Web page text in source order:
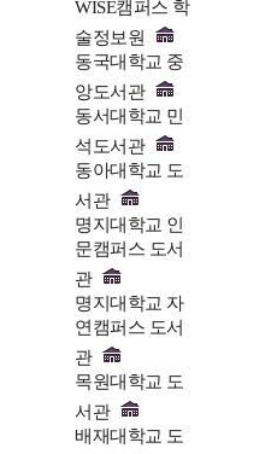
WISE캠퍼스 학
술정보원
동국대학교 중
앙도서관
동서대학교 민
석도서관
동아대학교 도
서관
명지대학교 인
문캠퍼스 도서
관
명지대학교 자
연캠퍼스 도서
관
목원대학교 도
서관
배재대학교 도